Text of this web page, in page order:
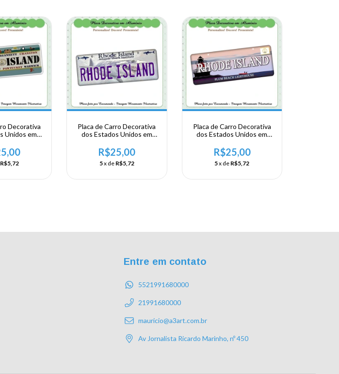
Decorativa
Unidos em
Rhode Island
R$5,72
Placa de Carro Decorativa
dos Estados Unidos em
NORDESTE - Rhode Island
R$25,00
5x de R$5,72
Placa de Carro Decorativa
dos Estados Unidos em
NORDESTE - Rhode Island
R$25,00
5x de R$5,72
Entre em contato
5521991680000
21991680000
mauricio@a3art.com.br
Av Jornalista Ricardo Marinho, nº 450